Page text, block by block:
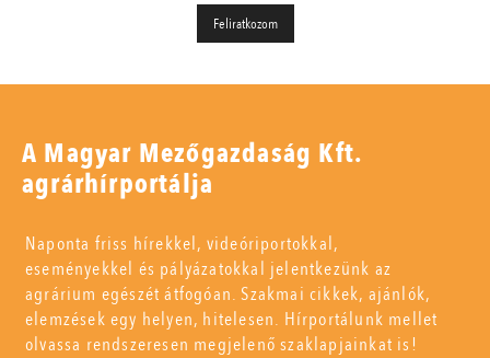
A Magyar Mezőgazdaság Kft.
agrárhírportálja
Naponta friss hírekkel, videóriportokkal,
eseményekkel és pályázatokkal jelentkezünk az
agrárium egészét átfogóan. Szakmai cikkek, ajánlók,
elemzések egy helyen, hitelesen. Hírportálunk mellet
olvassa rendszeresen megjelenő szaklapjainkat is!